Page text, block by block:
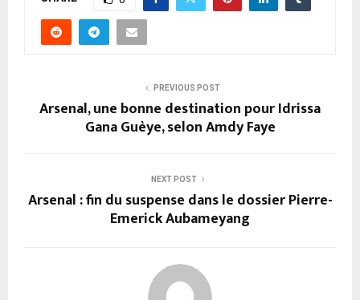
PREVIOUS POST
Arsenal, une bonne destination pour Idrissa
Gana Guèye, selon Amdy Faye
NEXT POST
Arsenal : fin du suspense dans le dossier Pierre-
Emerick Aubameyang